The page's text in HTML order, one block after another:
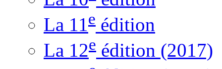
La 11e édition
La 12e édition (2017)